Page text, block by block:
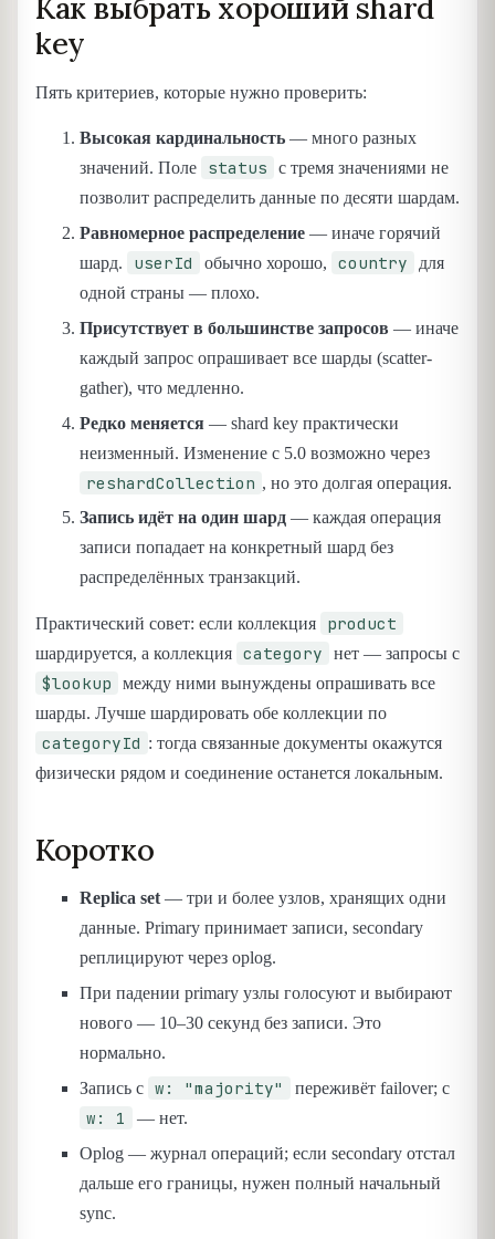
Как выбрать хороший shard
key
Пять критериев, которые нужно проверить:
Высокая кардинальность — много разных
значений. Поле
status
с тремя значениями не
позволит распределить данные по десяти шардам.
Равномерное распределение — иначе горячий
шард.
userId обычно хорошо, country
для
одной страны — плохо.
Присутствует в большинстве запросов — иначе
каждый запрос опрашивает все шарды (scatter-
gather), что медленно.
Редко меняется — shard key практически
неизменный. Изменение с 5.0 возможно через
reshardCollection , но это долгая операция.
Запись идёт на один шард — каждая операция
записи попадает на конкретный шард без
распределённых транзакций.
Практический совет: если коллекция product
шардируется, а коллекция category нет — запросы с
$lookup
между ними вынуждены опрашивать все
шарды. Лучше шардировать обе коллекции по
categoryId : тогда связанные документы окажутся
физически рядом и соединение останется локальным.
Коротко
Replica set — три и более узлов, хранящих одни
данные. Primary принимает записи, secondary
реплицируют через oplog.
При падении primary узлы голосуют и выбирают
нового — 10–30 секунд без записи. Это
нормально.
Запись с w: "majority" переживёт failover; с
w: 1
— нет.
Oplog — журнал операций; если secondary отстал
дальше его границы, нужен полный начальный
sync.